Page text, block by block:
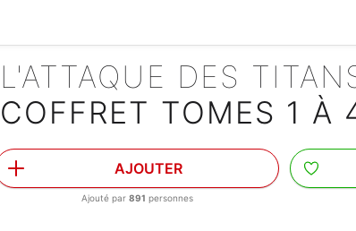
L'ATTAQUE DES
COFFRET TOMES 1 À
AJOUTER
Ajouté par 891 personnes